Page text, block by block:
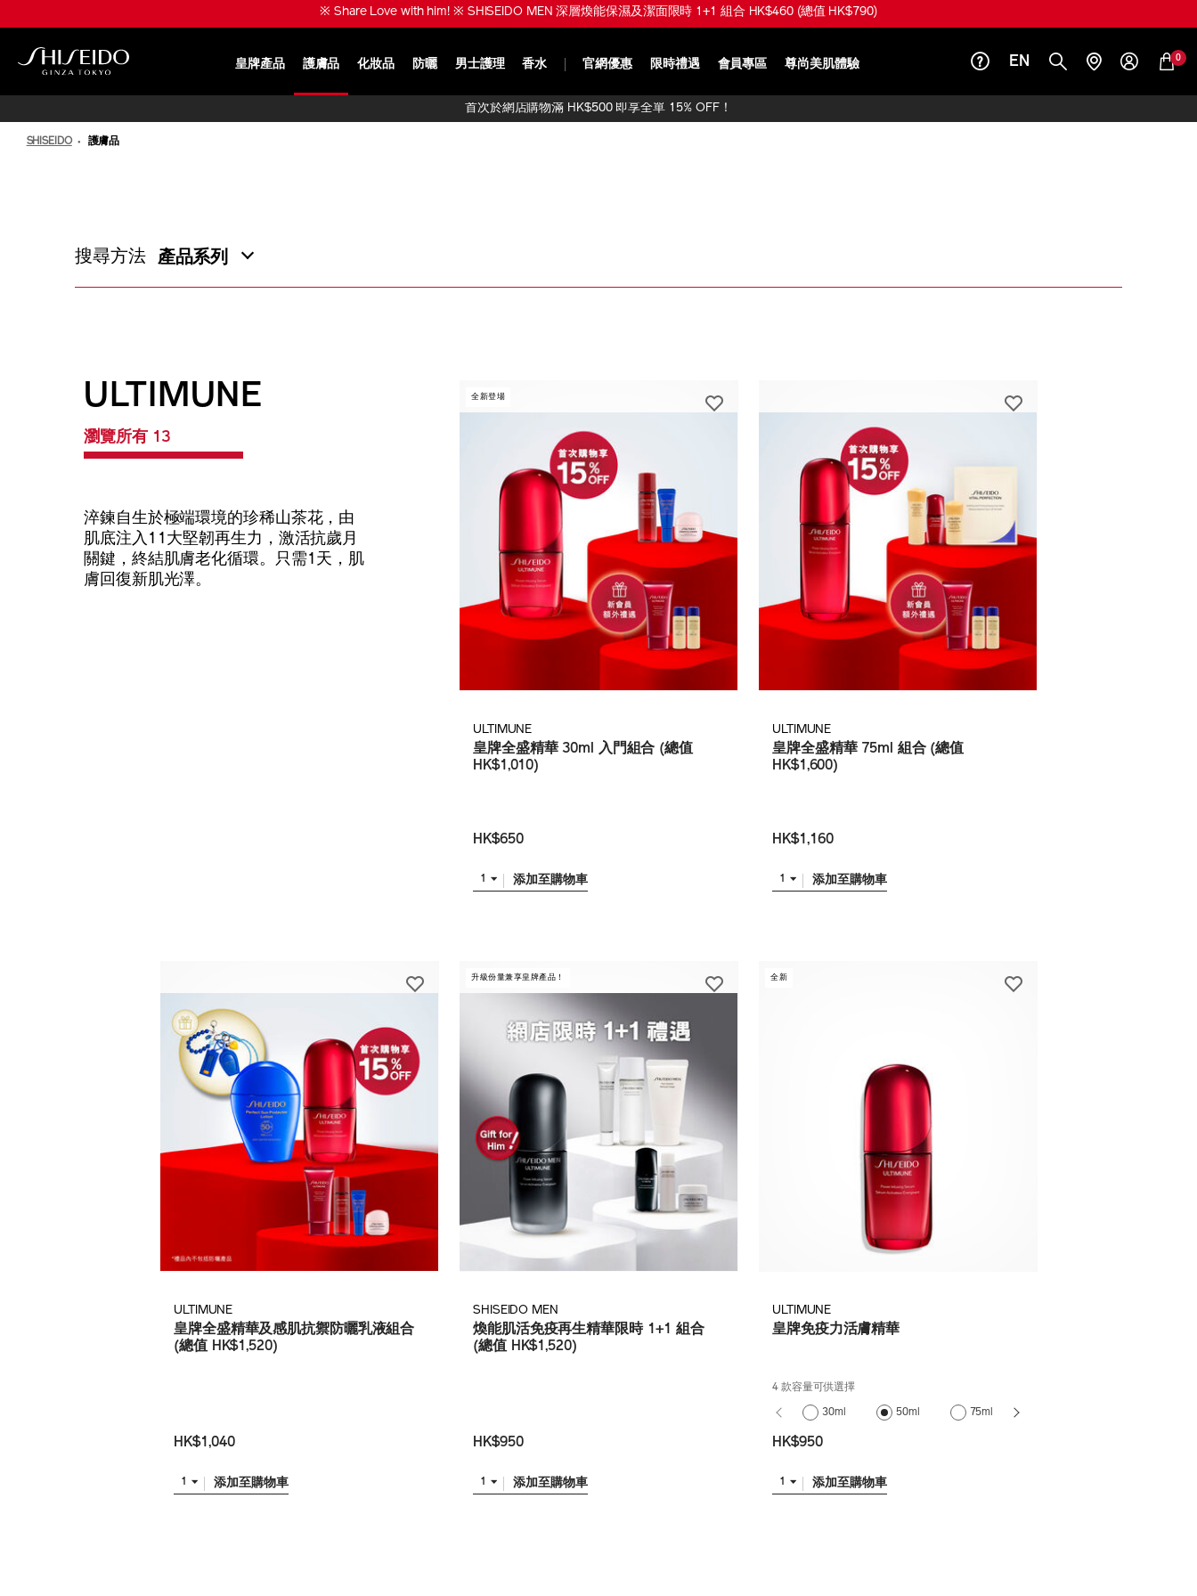
至
※ Share Love with him! ※ SHISEIDO MEN 深層煥能保濕及潔面限時 1+1 組合 HK$460 (總值 HK$790)
皇牌產品 護膚品 化妝品 防曬 男士護理 香水 官網優惠 限時禮遇 會員專區 尊尚美肌體驗 EN 0
首次於網店購物滿 HK$500 即享全單 15% OFF！
SHISEIDO 護膚品
搜尋方法 產品系列
ULTIMUNE
瀏覽所有 13
淬鍊自生於極端環境的珍稀山茶花，由
肌底注入11大堅韌再生力，激活抗歲月
關鍵，終結肌膚老化循環。只需1天，肌
膚回復新肌光澤。
全新登場
ULTIMUNE
皇牌全盛精華 30ml 入門組合 (總值
HK$1,010)
HK$650
1 添加至購物車
ULTIMUNE
皇牌全盛精華 75ml 組合 (總值
HK$1,600)
HK$1,160
1 添加至購物車
ULTIMUNE
皇牌全盛精華及感肌抗禦防曬乳液組合
(總值 HK$1,520)
HK$1,040
1 添加至購物車
升級份量兼享皇牌產品！
SHISEIDO MEN
煥能肌活免疫再生精華限時 1+1 組合
(總值 HK$1,520)
HK$950
1 添加至購物車
全新
ULTIMUNE
皇牌免疫力活膚精華
4 款容量可供選擇
30ml 50ml 75ml
HK$950
1 添加至購物車